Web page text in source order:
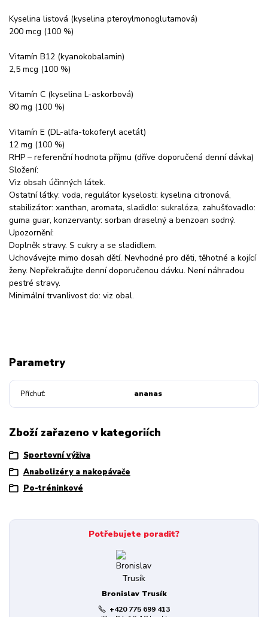
Kyselina listová (kyselina pteroylmonoglutamová)
200 mcg (100 %)
Vitamín B12 (kyanokobalamin)
2,5 mcg (100 %)
Vitamín C (kyselina L-askorbová)
80 mg (100 %)
Vitamín E (DL-alfa-tokoferyl acetát)
12 mg (100 %)
RHP – referenční hodnota příjmu (dříve doporučená denní dávka)
Složení:
Viz obsah účinných látek.
Ostatní látky: voda, regulátor kyselosti: kyselina citronová,
stabilizátor: xanthan, aromata, sladidlo: sukralóza, zahušťovadlo:
guma guar, konzervanty: sorban draselný a benzoan sodný.
Upozornění:
Doplněk stravy. S cukry a se sladidlem.
Uchovávejte mimo dosah dětí. Nevhodné pro děti, těhotné a kojící
ženy. Nepřekračujte denní doporučenou dávku. Není náhradou
pestré stravy.
Minimální trvanlivost do: viz obal.
Parametry
Příchuť ananas
Zboží zařazeno v kategoriích
Sportovní výživa
Anabolizéry a nakopávače
Po-tréninkové
Potřebujete poradit?
Bronislav Trusík
+420 775 699 413